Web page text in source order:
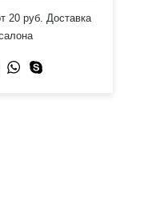
20 руб. Доставка